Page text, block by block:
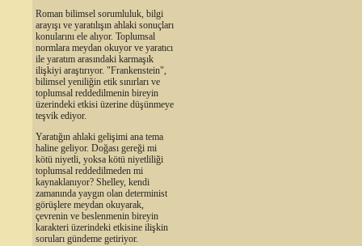
Roman bilimsel sorumluluk, bilgi
arayışı ve yaratılışın ahlaki sonuçları
konularını ele alıyor. Toplumsal
normlara meydan okuyor ve yaratıcı
ile yaratım arasındaki karmaşık
ilişkiyi araştırıyor. "Frankenstein",
bilimsel yeniliğin etik sınırları ve
toplumsal reddedilmenin bireyin
üzerindeki etkisi üzerine düşünmeye
teşvik ediyor.
Yaratığın ahlaki gelişimi ana tema
haline geliyor. Doğası gereği mi
kötü niyetli, yoksa kötü niyetliliği
toplumsal reddedilmeden mi
kaynaklanıyor? Shelley, kendi
zamanında yaygın olan determinist
görüşlere meydan okuyarak,
çevrenin ve beslenmenin bireyin
karakteri üzerindeki etkisine ilişkin
soruları gündeme getiriyor.